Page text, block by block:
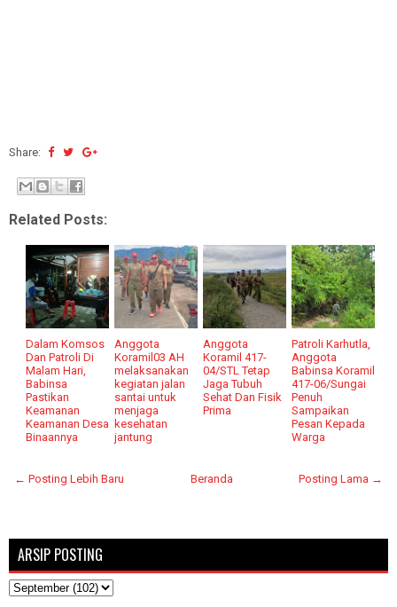
Share:
Related Posts:
Dalam Komsos
Dan Patroli Di
Malam Hari,
Babinsa
Pastikan
Keamanan
Keamanan Desa
Binaannya
Anggota
Koramil03 AH
melaksanakan
kegiatan jalan
santai untuk
menjaga
kesehatan
jantung
Anggota
Koramil 417-
04/STL Tetap
Jaga Tubuh
Sehat Dan Fisik
Prima
Patroli Karhutla,
Anggota
Babinsa Koramil
417-06/Sungai
Penuh
Sampaikan
Pesan Kepada
Warga
← Posting Lebih Baru Posting Lama →
Beranda
ARSIP POSTING